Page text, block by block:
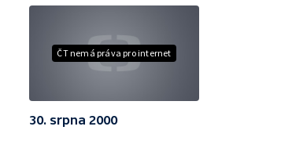
ČT nemá práva pro internet
30. srpna 2000